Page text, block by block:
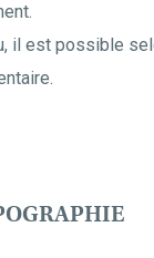
il est possible